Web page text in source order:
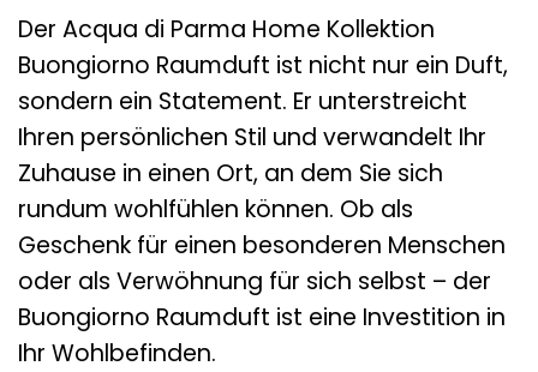
Der Acqua di Parma Home Kollektion
Buongiorno Raumduft ist nicht nur ein Duft,
sondern ein Statement. Er unterstreicht
Ihren persönlichen Stil und verwandelt Ihr
Zuhause in einen Ort, an dem Sie sich
rundum wohlfühlen können. Ob als
Geschenk für einen besonderen Menschen
oder als Verwöhnung für sich selbst – der
Buongiorno Raumduft ist eine Investition in
Ihr Wohlbefinden.